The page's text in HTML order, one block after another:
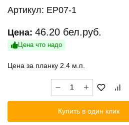
Артикул: ЕP07-1
Цена: 46.20 бел.руб.
Цена что надо
Цена за планку 2.4 м.п.
Количество
товара
Бархатный
Купить в один клик